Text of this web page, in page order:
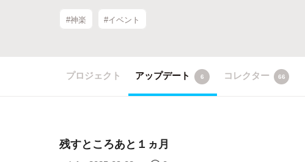
#神楽 #イベント
プロジェクト アップデート 6 コレクター 66
残すところあと１ヵ月